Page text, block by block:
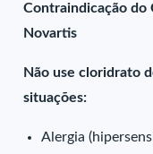
Contraindicação do
Novartis
Não use cloridrato
situações:
Alergia